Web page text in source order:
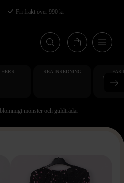
Fri frakt över 990 kr
HERR REA INREDNING
mönster och guldtrådar